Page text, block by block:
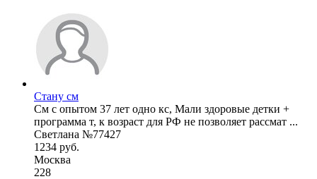
Стану см
См с опытом 37 лет одно кс, Мали здоровые детки +
программа т, к возраст для РФ не позволяет рассмат ...
Светлана №77427
1234 руб.
Москва
228